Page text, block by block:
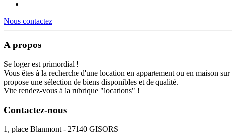
Nous contactez
A propos
Se loger est primordial !
Vous êtes à la recherche d'une location en appartement ou en maison
propose une sélection de biens disponibles et de qualité.
Vite rendez-vous à la rubrique "locations" !
Contactez-nous
1, place Blanmont - 27140 GISORS